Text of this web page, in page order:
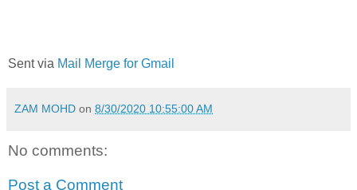
Sent via Mail Merge for Gmail
ZAM MOHD on 8/30/2020 10:55:00 AM
No comments:
Post a Comment